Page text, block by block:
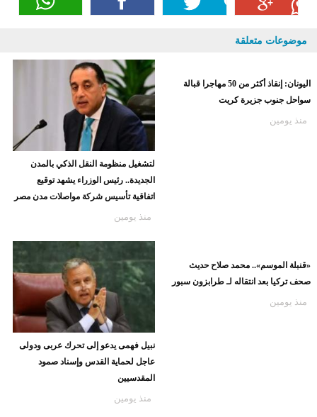
موضوعات متعلقة
اليونان: إنقاذ أكثر من 50 مهاجرا قبالة
سواحل جنوب جزيرة كريت
منذ يومين
لتشغيل منظومة النقل الذكي بالمدن
الجديدة.. رئيس الوزراء يشهد توقيع
اتفاقية تأسيس شركة مواصلات مدن مصر
منذ يومين
«قنبلة الموسم».. محمد صلاح حديث
صحف تركيا بعد انتقاله لـ طرابزون سبور
منذ يومين
نبيل فهمى يدعو إلى تحرك عربى ودولى
عاجل لحماية القدس وإسناد صمود
المقدسيين
منذ يومين